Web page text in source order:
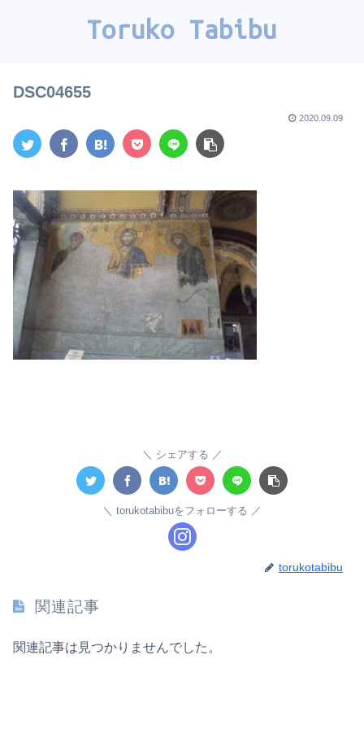
Toruko Tabibu
DSC04655
2020.09.09
シェアする
torukotabibuをフォローする
torukotabibu
関連記事
関連記事は見つかりませんでした。